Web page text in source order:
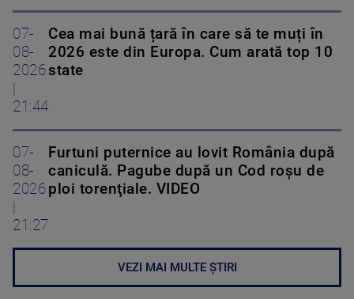
07-
08-
2026
21:44
Cea mai bună țară în care să te muți în
2026 este din Europa. Cum arată top 10
state
07-
08-
2026
21:27
Furtuni puternice au lovit România după
caniculă. Pagube după un Cod roşu de
ploi torenţiale. VIDEO
VEZI MAI MULTE ȘTIRI